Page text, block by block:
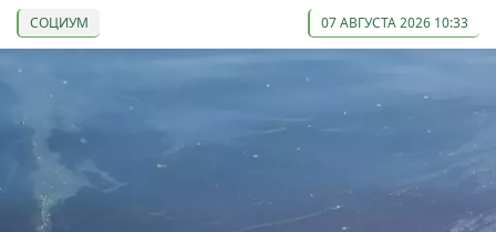
СОЦИУМ 07 АВГУСТА 2026 10:33